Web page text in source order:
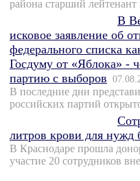
района старший
В
исковое заявление об
федерального списка
Госдуму от «Яблока» -
партию с выборов
В последние дни
российских партий
литров крови для нужд
В Краснодаре прошла
участие 20 сотрудников